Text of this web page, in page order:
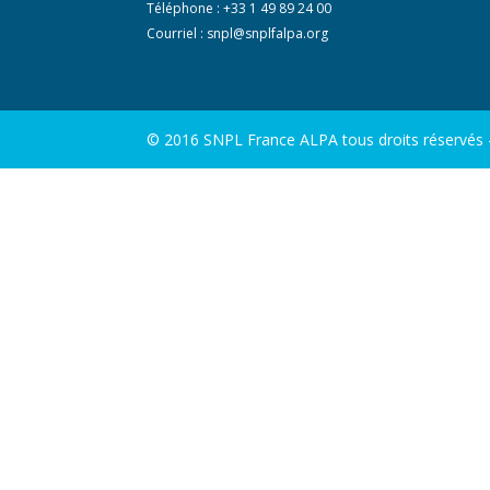
Téléphone : +33 1 49 89 24 00
Courriel : snpl@snplfalpa.org
© 2016 SNPL France ALPA tous droits réservés